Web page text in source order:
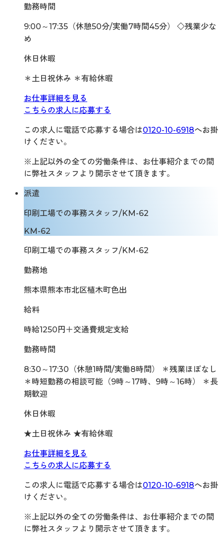
勤務時間
9:00～17:35（休憩50分/実働7時間45分） ◇残業少な
め
休日休暇
＊土日祝休み ＊有給休暇
お仕事詳細を見る
こちらの求人に応募する
この求人に電話で応募する場合は0120-10-6918へお掛
けください。
※上記以外の全ての労働条件は、お仕事紹介までの間
に弊社スタッフより開示させて頂きます。
派遣
印刷工場での事務スタッフ/KM-62
KM-62
印刷工場での事務スタッフ/KM-62
勤務地
熊本県熊本市北区植木町色出
給料
時給1250円＋交通費規定支給
勤務時間
8:30～17:30（休憩1時間/実働8時間） ＊残業ほぼなし
＊時短勤務の相談可能（9時～17時、9時～16時） ＊長
期歓迎
休日休暇
★土日祝休み ★有給休暇
お仕事詳細を見る
こちらの求人に応募する
この求人に電話で応募する場合は0120-10-6918へお掛
けください。
※上記以外の全ての労働条件は、お仕事紹介までの間
に弊社スタッフより開示させて頂きます。